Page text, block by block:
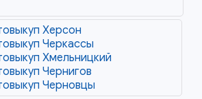
Херсон
Черкассы
Хмельницкий
Чернигов
Черновцы